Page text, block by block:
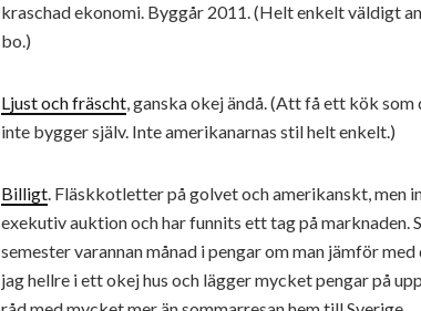
kraschad ekonomi. Byggår 2011. (Helt enkelt väldigt
bo.)
Ljust och fräscht, ganska okej ändå. (Att få ett kök
inte bygger själv. Inte amerikanarnas stil helt enkelt.)
Billigt. Fläskkotletter på golvet och amerikanskt, men
exekutiv auktion och har funnits ett tag på marknaden.
semester varannan månad i pengar om man jämför
jag hellre i ett okej hus och lägger mycket pengar på